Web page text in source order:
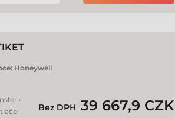
Honeywell
•
Bez DPH 39 667,9 CZK